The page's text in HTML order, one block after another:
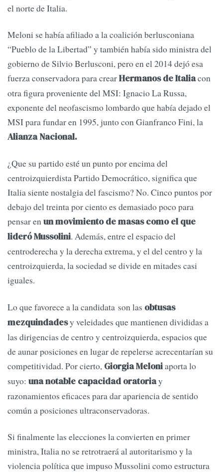
el norte de Italia.
Meloni se había afiliado a la coalición berlusconiana
“Pueblo de la Libertad” y también había sido ministra del
gobierno de Silvio Berlusconi, pero en el 2014 dejó esa
fuerza conservadora para crearHermanos de Italiacon
otra figura proveniente del MSI: Ignacio La Russa,
exponente del neofascismo lombardo que había dejado el
MSI para fundar en 1995, junto con Gianfranco Fini, la
Alianza Nacional.
¿Que su partido esté un punto por encima del
centroizquierdista Partido Democrático, significa que
Italia siente nostalgia del fascismo? No. Cinco puntos por
debajo del treinta por ciento es demasiado poco para
pensar enun movimiento de masas como el que
lideró Mussolini. Además, entre el espacio del
centroderecha y la derecha extrema, y el del centro y la
centroizquierda, la sociedad se divide en mitades casi
iguales.
Lo que favorece a la candidata son las obtusas
mezquindadesy veleidades que mantienen divididas a
las dirigencias de centro y centroizquierda, espacios que
de aunar posiciones en lugar de repelerse acrecentarían su
competitividad. Por cierto, Giorgia Meloniaporta lo
suyo: una notable capacidad oratoriay
razonamientos eficaces para dar apariencia de sentido
común a posiciones ultraconservadoras.
Si finalmente las elecciones la convierten en primer
ministra, Italia no se retrotraerá al autoritarismo y la
violencia política que impuso Mussolini como estructura